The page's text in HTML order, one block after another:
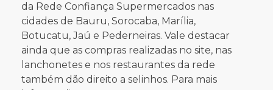
da Rede Confiança Supermercados nas
cidades de Bauru, Sorocaba, Marília,
Botucatu, Jaú e Pederneiras. Vale destacar
ainda que as compras realizadas no site, nas
lanchonetes e nos restaurantes da rede
também dão direito a selinhos. Para mais